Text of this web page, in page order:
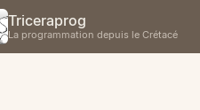
Triceraprog
La programmation depuis le Crétacé